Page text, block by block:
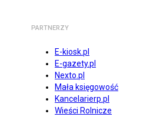
PARTNERZY
E-kiosk.pl
E-gazety.pl
Nexto.pl
Mała księgowość
Kancelarierp.pl
Wieści Rolnicze